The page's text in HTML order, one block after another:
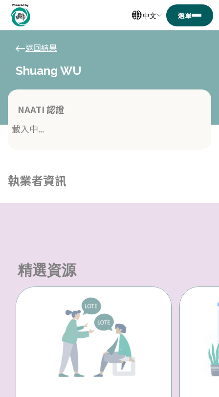
中文
返回結果
Shuang WU
NAATI 認證
載入中...
執業者資訊
精選資源